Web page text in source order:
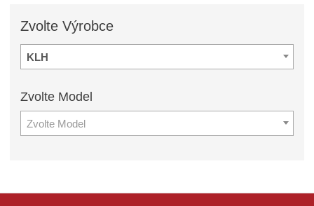
ZvolteVýrobce
KLH
Zvolte Model
Zvolte Model